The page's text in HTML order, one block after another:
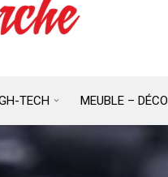
TECH MEUBLE – DÉCO